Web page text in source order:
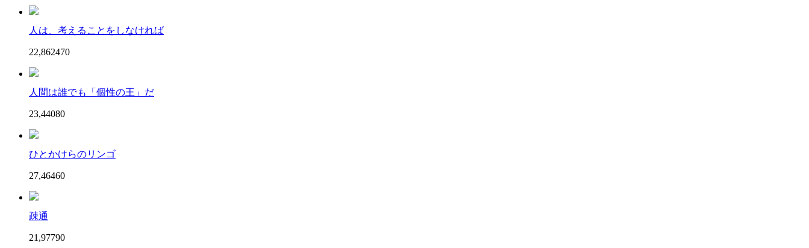
人は、考えることをしなければ
22,862470
人間は誰でも「個性の王」だ
23,44080
ひとかけらのリンゴ
27,46460
疎通
21,97790